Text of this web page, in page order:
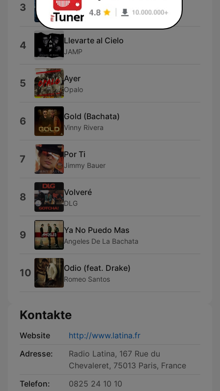
3 Quito Tu Foto
Toke D Keda
4 Llevarte al Cielo
JAMP
5 Ayer
Opalo
6 Gold (Bachata)
Vinny Rivera
7 Por Ti
Jimmy Bauer
8 Volveré
DLG
9 Ya No Puedo Mas
Angeles De La Bachata
10 Odio (feat. Drake)
Romeo Santos
Kontakte
Website
http://www.latina.fr
Adresse:
Radio Latina, 167 Rue du
Chevaleret, 75013 Paris, France
Telefon:
0825 24 10 10